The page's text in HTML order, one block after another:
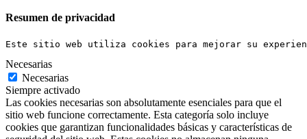
Resumen de privacidad
Este sitio web utiliza cookies para mejorar su
Necesarias
Necesarias
Siempre activado
Las cookies necesarias son absolutamente esenciales para que el
sitio web funcione correctamente. Esta categoría solo incluye
cookies que garantizan funcionalidades básicas y características de